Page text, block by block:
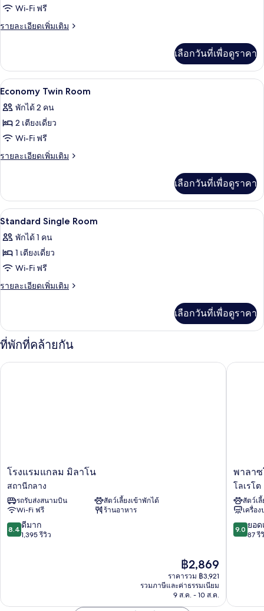
ระเบียง
ของ
Standard
Wi-Fi ฟรี
รายละเอียดเพิ่มเติม
ราย
เกี่ยว
กับ
Standard
Room
เลือกวันที่เพื่อดูราคา
เปิด
ภาพถ่าย
ทั้งหมด
ของ
Economy
ผ้านวมขนเป็ด, มินิบาร์, ตู้นิรภัยในห้อง
5
Economy Twin Room
พักได้ 2 คน
2 เตียงเดี่ยว
Wi-Fi ฟรี
รายละเอียดเพิ่มเติม
ราย
เกี่ยว
กับ
Economy
Room
เลือกวันที่เพื่อดูราคา
เปิด
ภาพถ่าย
ทั้งหมด
ของ
Standard
ผ้านวมขนเป็ด, มินิบาร์, ตู้นิรภัยในห้อง
4
Standard Single Room
พักได้ 1 คน
1 เตียงเดี่ยว
Wi-Fi ฟรี
รายละเอียดเพิ่มเติม
ราย
เกี่ยว
กับ
Standard
Room
เลือกวันที่เพื่อดูราคา
ที่พักที่คล้ายกัน
โรงแรม
แกลม
มิ
ลาโน
สถานี
กลาง
โรงแรมแกลม มิลาโน
สถานีกลาง
รถรับส่งสนามบิน
สัตว์เลี้ยงเข้าพักได้
Wi-Fi ฟรี
ร้านอาหาร
8.4
จาก
8.4 ดีมาก
1,395 รีวิว
ราคา
ปัจจุบัน
คือ
฿2,869
฿2,869
ราคารวม ฿3,921
รวมภาษีและค่าธรรมเนียม
9 ส.ค. - 10 ส.ค.
โรงแรมแกลม มิลาโน
พา
ลาซ
โซ
โลเร
โต
โรงแรม
มิ
พาลาซ
โลเรโต
สัตว์เ
เครื่อ
9.0
จาก
9.0 ยอด
87 รี
พาลาซโ